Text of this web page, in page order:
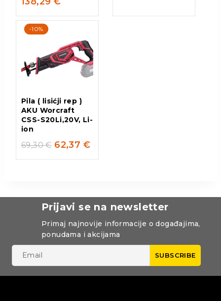
-10%
Pila ( lisićji rep )
AKU Worcraft
CSS-S20Li,20V, Li-
ion
69,30€ 62,37 €
Prijavi se na newsletter
Primaj najnovije informacije o događajima,
ponudama i akcijama